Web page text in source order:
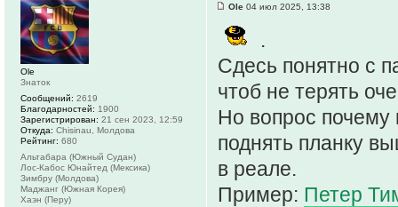
Ole 04 июл 2025, 13:38
.
Сдесь понятно с
чтоб не терять
Но вопрос почему
поднять планку
в реале.
Пример: Петер
Ole
Знаток
Сообщений: 2619
Благодарностей: 1900
Зарегистрирован: 21 сен 2023, 12:59
Откуда: Chisinau, Молдова
Рейтинг: 680
Альтабара (Южный Судан)
Лос-Кабос Юнайтед (Мексика)
Зимбру (Молдова)
Маджанг (Южная Корея)
Хаэн (Перу)